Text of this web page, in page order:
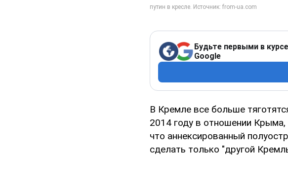
Будьте первыми в
Google
В Кремле все больше
2014 году в отношении Крыма,
что аннексированный
сделать только "другой